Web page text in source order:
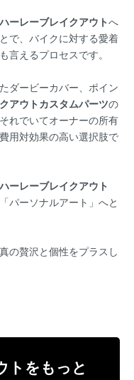
ハーレーブレイクアウトへ
で、バイクに対する愛着
言えるプロセスです。
ダービーカバー、ポイン
アウトカスタムパーツの
れでいてオーナーの所有
用対効果の高い選択肢で
ハーレーブレイクアウト
パーソナルアート」へと
の贅沢と個性をプラスし
トをもっと